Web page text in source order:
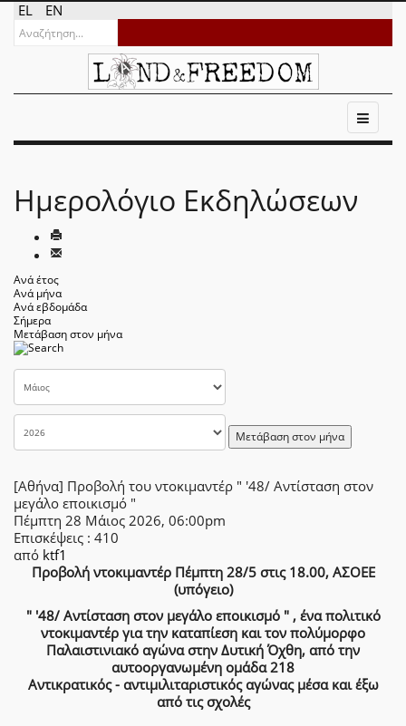
EL EN
Ημερολόγιο Εκδηλώσεων
Ανά έτος
Ανά μήνα
Ανά εβδομάδα
Σήμερα
Μετάβαση στον μήνα
Μετάβαση στον μήνα
[Αθήνα] Προβολή του ντοκιμαντέρ " '48/ Αντίσταση στον
μεγάλο εποικισμό "
Πέμπτη 28 Μάιος 2026, 06:00pm
Επισκέψεις : 410
από ktf1
Προβολή ντοκιμαντέρ Πέμπτη 28/5 στις 18.00, ΑΣΟΕΕ
(υπόγειο)
" '48/ Αντίσταση στον μεγάλο εποικισμό " , ένα πολιτικό
ντοκιμαντέρ για την καταπίεση και τον πολύμορφο
Παλαιστινιακό αγώνα στην Δυτική Όχθη, από την
αυτοοργανωμένη ομάδα 218
Αντικρατικός - αντιμιλιταριστικός αγώνας μέσα και έξω
από τις σχολές